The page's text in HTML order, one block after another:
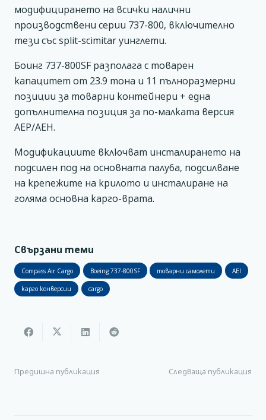
модифицирането на всички налични
производствени серии 737-800, включително
тези със split-scimitar уинглети.
Боинг 737-800SF разполага с товарен
капацитет от 23.9 тона и 11 пълноразмерни
позиции за товарни контейнери + една
допълнителна позиция за по-малката версия
AEP/AEH.
Модификациите включват инсталирането на
подсилен под на основната палуба, подсилване
на крепежите на крилото и инсталиране на
голяма основна карго-врата.
Свързани теми
Compass Air Cargo Boeing 737-800SF товарни самолети AEI
карго конверсии cargo
Предишна публикация Следваща публикация